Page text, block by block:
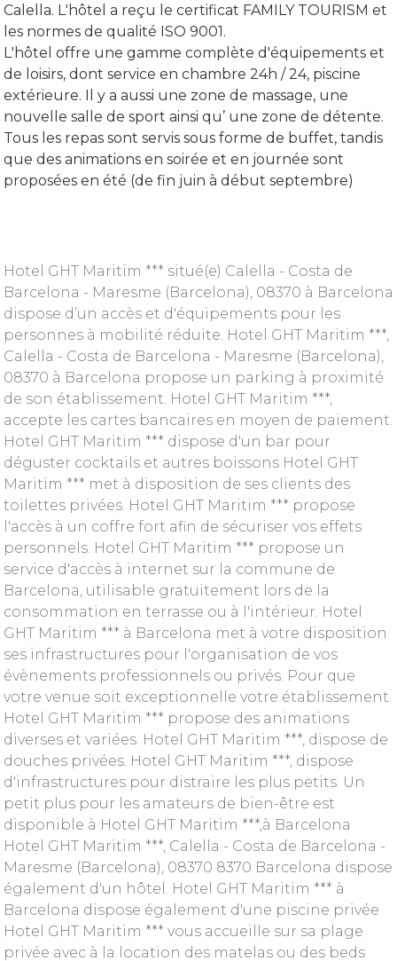
Calella. L'hôtel a reçu le certificat FAMILY TOURISM et
les normes de qualité ISO 9001.
L'hôtel offre une gamme complète d'équipements et
de loisirs, dont service en chambre 24h / 24, piscine
extérieure. Il y a aussi une zone de massage, une
nouvelle salle de sport ainsi qu’ une zone de détente.
Tous les repas sont servis sous forme de buffet, tandis
que des animations en soirée et en journée sont
proposées en été (de fin juin à début septembre)
Hotel GHT Maritim *** situé(e) Calella - Costa de
Barcelona - Maresme (Barcelona), 08370 à Barcelona
dispose d’un accès et d'équipements pour les
personnes à mobilité réduite. Hotel GHT Maritim ***,
Calella - Costa de Barcelona - Maresme (Barcelona),
08370 à Barcelona propose un parking à proximité
de son établissement. Hotel GHT Maritim ***,
accepte les cartes bancaires en moyen de paiement.
Hotel GHT Maritim *** dispose d'un bar pour
déguster cocktails et autres boissons Hotel GHT
Maritim *** met à disposition de ses clients des
toilettes privées. Hotel GHT Maritim *** propose
l'accès à un coffre fort afin de sécuriser vos effets
personnels. Hotel GHT Maritim *** propose un
service d'accès à internet sur la commune de
Barcelona, utilisable gratuitement lors de la
consommation en terrasse ou à l'intérieur. Hotel
GHT Maritim *** à Barcelona met à votre disposition
ses infrastructures pour l'organisation de vos
évènements professionnels ou privés. Pour que
votre venue soit exceptionnelle votre établissement
Hotel GHT Maritim *** propose des animations
diverses et variées. Hotel GHT Maritim ***, dispose de
douches privées. Hotel GHT Maritim ***, dispose
d'infrastructures pour distraire les plus petits. Un
petit plus pour les amateurs de bien-être est
disponible à Hotel GHT Maritim ***,à Barcelona
Hotel GHT Maritim ***, Calella - Costa de Barcelona -
Maresme (Barcelona), 08370 8370 Barcelona dispose
également d'un hôtel. Hotel GHT Maritim *** à
Barcelona dispose également d'une piscine privée
Hotel GHT Maritim *** vous accueille sur sa plage
privée avec à la location des matelas ou des beds